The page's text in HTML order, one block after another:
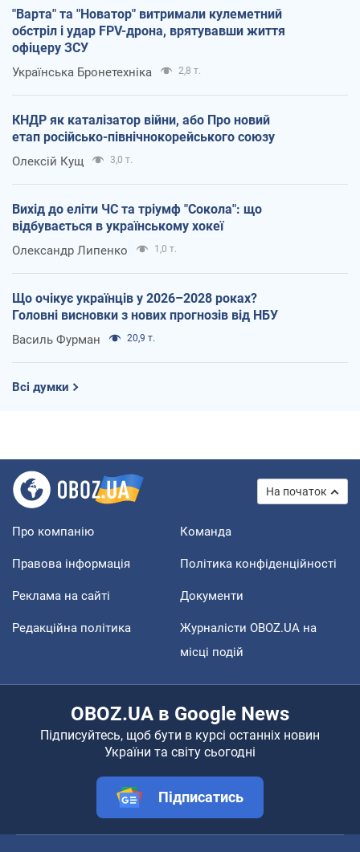
"Варта" та "Новатор" витримали кулеметний
обстріл і удар FPV-дрона, врятувавши життя
офіцеру ЗСУ
Українська Бронетехніка 2,8 т.
КНДР як каталізатор війни, або Про новий
етап російсько-північнокорейського союзу
Олексій Кущ 3,0 т.
Вихід до еліти ЧС та тріумф "Сокола": що
відбувається в українському хокеї
Олександр Липенко 1,0 т.
Що очікує українців у 2026–2028 роках?
Головні висновки з нових прогнозів від НБУ
Василь Фурман 20,9 т.
Всі думки
На початок
Про компанію Команда
Правова інформація Політика конфіденційності
Реклама на сайті Документи
Редакційна політика
Журналісти OBOZ.UA на
місці подій
OBOZ.UA в Google News
Підписуйтесь, щоб бути в курсі останніх новин
України та світу сьогодні
Підписатись